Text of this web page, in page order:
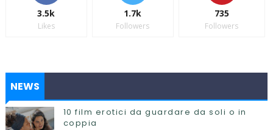
3.5k
Likes
1.7k
Followers
735
Followers
NEWS
10 film erotici da guardare da soli o in
coppia